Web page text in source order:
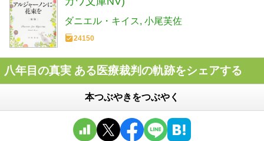
ダニエル・キイス 小尾芙佐
24150
八年目の真実 ある医療裁判の軌跡をシェアする
本つぶやきをつぶやく